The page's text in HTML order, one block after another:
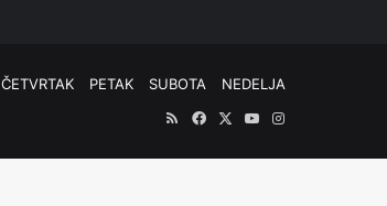
ČETVRTAK PETAK SUBOTA
NEDELJA
RSSFacebookYouTubeInstagram